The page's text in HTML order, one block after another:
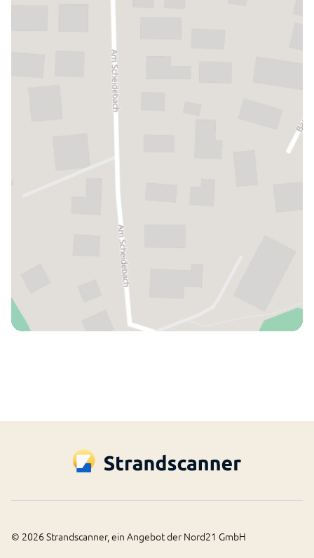
© 2026 Strandscanner, ein Angebot der Nord21 GmbH